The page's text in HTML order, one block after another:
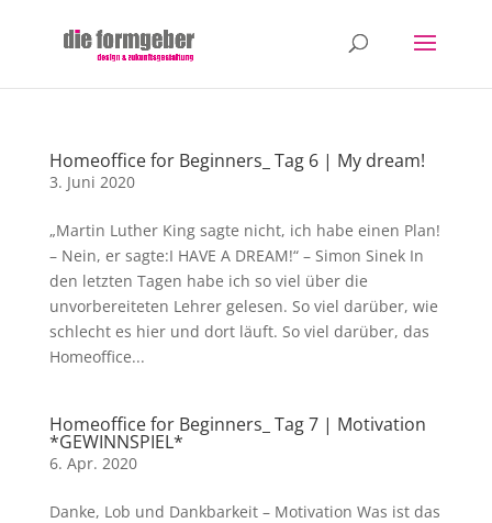
Homeoffice for Beginners_ Tag 6 | My dream!
3. Juni 2020
„Martin Luther King sagte nicht, ich habe einen Plan!
– Nein, er sagte:I HAVE A DREAM!“ – Simon Sinek In
den letzten Tagen habe ich so viel über die
unvorbereiteten Lehrer gelesen. So viel darüber, wie
schlecht es hier und dort läuft. So viel darüber, das
Homeoffice...
Homeoffice for Beginners_ Tag 7 | Motivation
*GEWINNSPIEL*
6. Apr. 2020
Danke, Lob und Dankbarkeit – Motivation Was ist das